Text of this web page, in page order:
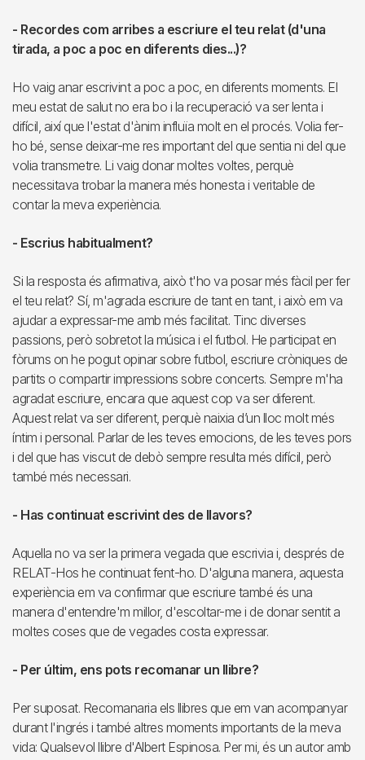
- Recordes com arribes a escriure el teu relat (d'una
tirada, a poc a poc en diferents dies...)?
Ho vaig anar escrivint a poc a poc, en diferents moments. El
meu estat de salut no era bo i la recuperació va ser lenta i
difícil, així que l'estat d'ànim influïa molt en el procés. Volia fer-
ho bé, sense deixar-me res important del que sentia ni del que
volia transmetre. Li vaig donar moltes voltes, perquè
necessitava trobar la manera més honesta i veritable de
contar la meva experiència.
- Escrius habitualment?
Si la resposta és afirmativa, això t'ho va posar més fàcil per fer
el teu relat? Sí, m'agrada escriure de tant en tant, i això em va
ajudar a expressar-me amb més facilitat. Tinc diverses
passions, però sobretot la música i el futbol. He participat en
fòrums on he pogut opinar sobre futbol, escriure cròniques de
partits o compartir impressions sobre concerts. Sempre m'ha
agradat escriure, encara que aquest cop va ser diferent.
Aquest relat va ser diferent, perquè naixia d’un lloc molt més
íntim i personal. Parlar de les teves emocions, de les teves pors
i del que has viscut de debò sempre resulta més difícil, però
també més necessari.
- Has continuat escrivint des de llavors?
Aquella no va ser la primera vegada que escrivia i, després de
RELAT-Hos he continuat fent-ho. D'alguna manera, aquesta
experiència em va confirmar que escriure també és una
manera d'entendre'm millor, d'escoltar-me i de donar sentit a
moltes coses que de vegades costa expressar.
- Per últim, ens pots recomanar un llibre?
Per suposat. Recomanaria els llibres que em van acompanyar
durant l'ingrés i també altres moments importants de la meva
vida: Qualsevol llibre d'Albert Espinosa. Per mi, és un autor amb